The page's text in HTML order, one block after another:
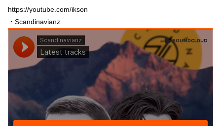
https://youtube.com/ikson
・Scandinavianz